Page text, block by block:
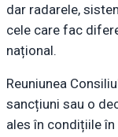
dar radarele,
cele care fac
național.
Reuniunea
sancțiuni sau o
ales în condițiile